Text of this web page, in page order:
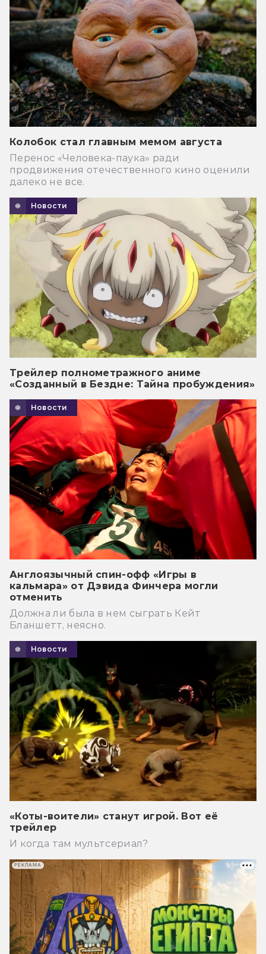
Колобок стал главным мемом августа
Перенос «Человека-паука» ради
продвижения отечественного кино оценили
далеко не все.
Новости
Трейлер полнометражного аниме
«Созданный в Бездне: Тайна пробуждения»
Новости
Англоязычный спин-офф «Игры в
кальмара» от Дэвида Финчера могли
отменить
Должна ли была в нем сыграть Кейт
Бланшетт, неясно.
Новости
«Коты-воители» станут игрой. Вот её
трейлер
И когда там мультсериал?
РЕКЛАМА